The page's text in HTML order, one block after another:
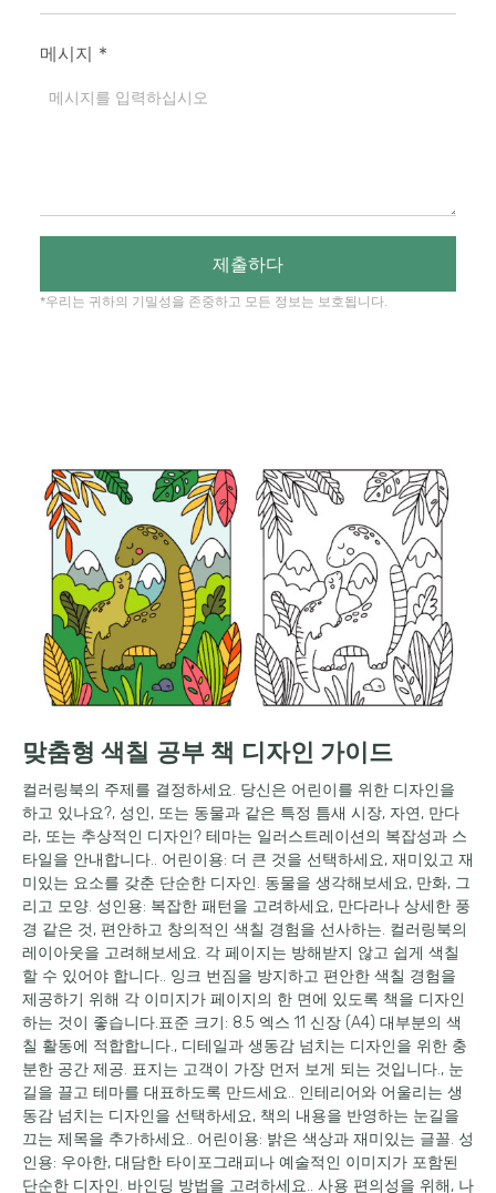
메시지 *
제출하다
*우리는 귀하의 기밀성을 존중하고 모든 정보는 보호됩니다.
맞춤형 색칠 공부 책 디자인 가이드
컬러링북의 주제를 결정하세요. 당신은 어린이를 위한 디자인을
하고 있나요?, 성인, 또는 동물과 같은 특정 틈새 시장, 자연, 만다
라, 또는 추상적인 디자인? 테마는 일러스트레이션의 복잡성과 스
타일을 안내합니다.. 어린이용: 더 큰 것을 선택하세요, 재미있고 재
미있는 요소를 갖춘 단순한 디자인. 동물을 생각해보세요, 만화, 그
리고 모양. 성인용: 복잡한 패턴을 고려하세요, 만다라나 상세한 풍
경 같은 것, 편안하고 창의적인 색칠 경험을 선사하는. 컬러링북의
레이아웃을 고려해보세요. 각 페이지는 방해받지 않고 쉽게 색칠
할 수 있어야 합니다.. 잉크 번짐을 방지하고 편안한 색칠 경험을
제공하기 위해 각 이미지가 페이지의 한 면에 있도록 책을 디자인
하는 것이 좋습니다.표준 크기: 8.5 엑스 11 신장 (A4) 대부분의 색
칠 활동에 적합합니다., 디테일과 생동감 넘치는 디자인을 위한 충
분한 공간 제공. 표지는 고객이 가장 먼저 보게 되는 것입니다., 눈
길을 끌고 테마를 대표하도록 만드세요.. 인테리어와 어울리는 생
동감 넘치는 디자인을 선택하세요, 책의 내용을 반영하는 눈길을
끄는 제목을 추가하세요.. 어린이용: 밝은 색상과 재미있는 글꼴. 성
인용: 우아한, 대담한 타이포그래피나 예술적인 이미지가 포함된
단순한 디자인. 바인딩 방법을 고려하세요.. 사용 편의성을 위해, 나